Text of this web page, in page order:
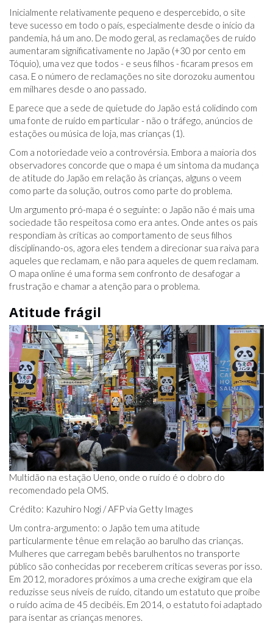
Inicialmente relativamente pequeno e despercebido, o site
teve sucesso em todo o país, especialmente desde o início da
pandemia, há um ano. De modo geral, as reclamações de ruído
aumentaram significativamente no Japão (+30 por cento em
Tóquio), uma vez que todos - e seus filhos - ficaram presos em
casa. E o número de reclamações no site dorozoku aumentou
em milhares desde o ano passado.
E parece que a sede de quietude do Japão está colidindo com
uma fonte de ruído em particular - não o tráfego, anúncios de
estações ou música de loja, mas crianças (1).
Com a notoriedade veio a controvérsia. Embora a maioria dos
observadores concorde que o mapa é um sintoma da mudança
de atitude do Japão em relação às crianças, alguns o veem
como parte da solução, outros como parte do problema.
Um argumento pró-mapa é o seguinte: o Japão não é mais uma
sociedade tão respeitosa como era antes. Onde antes os pais
respondiam às críticas ao comportamento de seus filhos
disciplinando-os, agora eles tendem a direcionar sua raiva para
aqueles que reclamam, e não para aqueles de quem reclamam.
O mapa online é uma forma sem confronto de desafogar a
frustração e chamar a atenção para o problema.
Atitude frágil
Multidão na estação Ueno, onde o ruído é o dobro do
recomendado pela OMS.
Crédito: Kazuhiro Nogi / AFP via Getty Images
Um contra-argumento: o Japão tem uma atitude
particularmente tênue em relação ao barulho das crianças.
Mulheres que carregam bebês barulhentos no transporte
público são conhecidas por receberem críticas severas por isso.
Em 2012, moradores próximos a uma creche exigiram que ela
reduzisse seus níveis de ruído, citando um estatuto que proíbe
o ruído acima de 45 decibéis. Em 2014, o estatuto foi adaptado
para isentar as crianças menores.